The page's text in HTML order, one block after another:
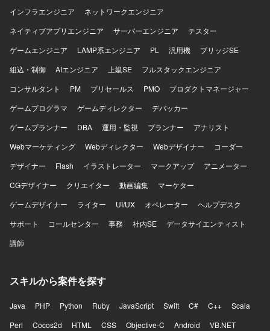
等） ・開発プロセス：アジャイル／スクラムをベースとし
GitHub、AWS を中心としたWebアプリケーション開発環境
インフラエンジニア
ネットワークエンジニア
ネイティブアプリエンジニア
サーバーエンジニア
テスター
ゲームエンジニア
LAMP系エンジニア PL 汎用機
ブリッジSE
組込・制御
AIエンジニア 上級SE
フルスタックエンジニア
コンサルタント
PM プリセールス PMO
プロダクトマネージャー
ゲームプログラマ
ゲームディレクター
デバッカー
ゲームプランナー
DBA 運用・監視 プランナー
アナリスト
Webマーケティング
Webディレクター Webデザイナー
コーダー
デザイナー
Flash イラストレーター マークアップ
アニメーター
CGデザイナー
クリエイター 動画編集
マーケター
ゲームデザイナー
ライター UI/UX オペレーター
ヘルプデスク
サポート
コールセンター 事務 社内SE
データサイエンティスト
講師
スキルから案件を探す
Java PHP Python Ruby JavaScript Swift C# C++
Scala
Perl
Cocos2d HTML CSS Objective-C Android
VB.NET